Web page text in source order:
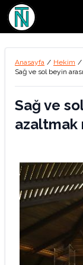
Anasayfa / Hekim /
Sağ ve sol beyin
Sağ ve
azaltmak